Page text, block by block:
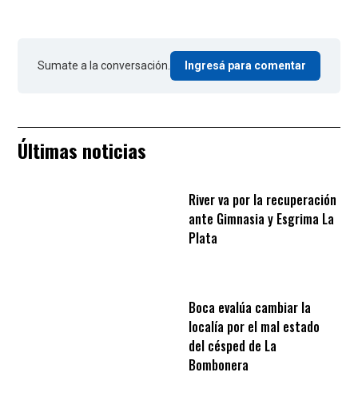
Sumate a la conversación. Ingresá para comentar
Últimas noticias
River va por la recuperación
ante Gimnasia y Esgrima La
Plata
Boca evalúa cambiar la
localía por el mal estado
del césped de La
Bombonera